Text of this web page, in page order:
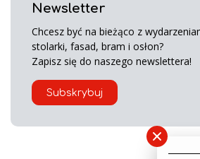
Newsletter
Chcesz być na bieżąco z
stolarki, fasad, bram i osłon?
Zapisz się do naszego newslettera!
Subskrybuj
×